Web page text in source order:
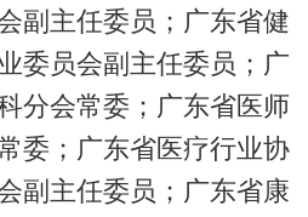
副主任委员；广东省健
委员会副主任委员；广
分会常委；广东省医师
委；广东省医疗行业协
副主任委员；广东省康